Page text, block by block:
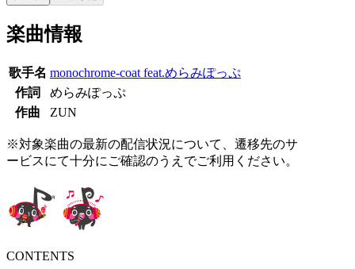
楽曲情報
歌手名 monochrome-coat feat.めらみぽっぷ
作詞
めらみぽっぷ
作曲
ZUN
※対象楽曲の最新の配信状況について、遷移先のサ
ービスにて十分にご確認のうえでご利用ください。
CONTENTS